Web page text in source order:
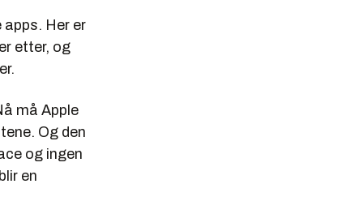
Her er
etter, og
må Apple
Og den
og ingen
en